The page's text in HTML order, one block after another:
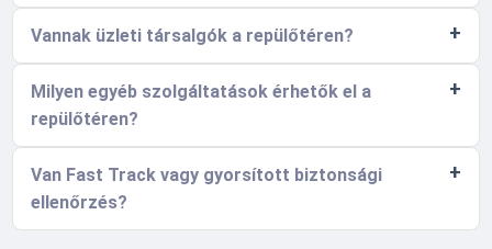
Vannak üzleti társalgók a repülőtéren?
Milyen egyéb szolgáltatások érhetők el a
repülőtéren?
Van Fast Track vagy gyorsított biztonsági
ellenőrzés?